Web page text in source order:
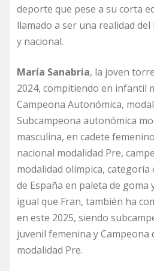
deporte que pese a su corta
llamado a ser una realidad
y nacional.
María Sanabria, la joven
2024, compitiendo en infantil
Campeona Autonómica,
Subcampeona autonómica
masculina, en cadete
nacional modalidad Pre,
modalidad olímpica, categoría
de España en paleta de goma
igual que Fran, también ha
en este 2025, siendo
juvenil femenina y Campeona
modalidad Pre.